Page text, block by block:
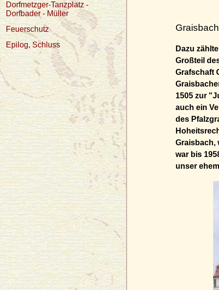
Dazu
Großteil
Grafschaft
1505 zur
auch ein
des
Graisbach,
war bis
unser
Dorfmetzger-Tanzplatz -
Dorfbader - Müller
Feuerschutz
Epilog, Schluss